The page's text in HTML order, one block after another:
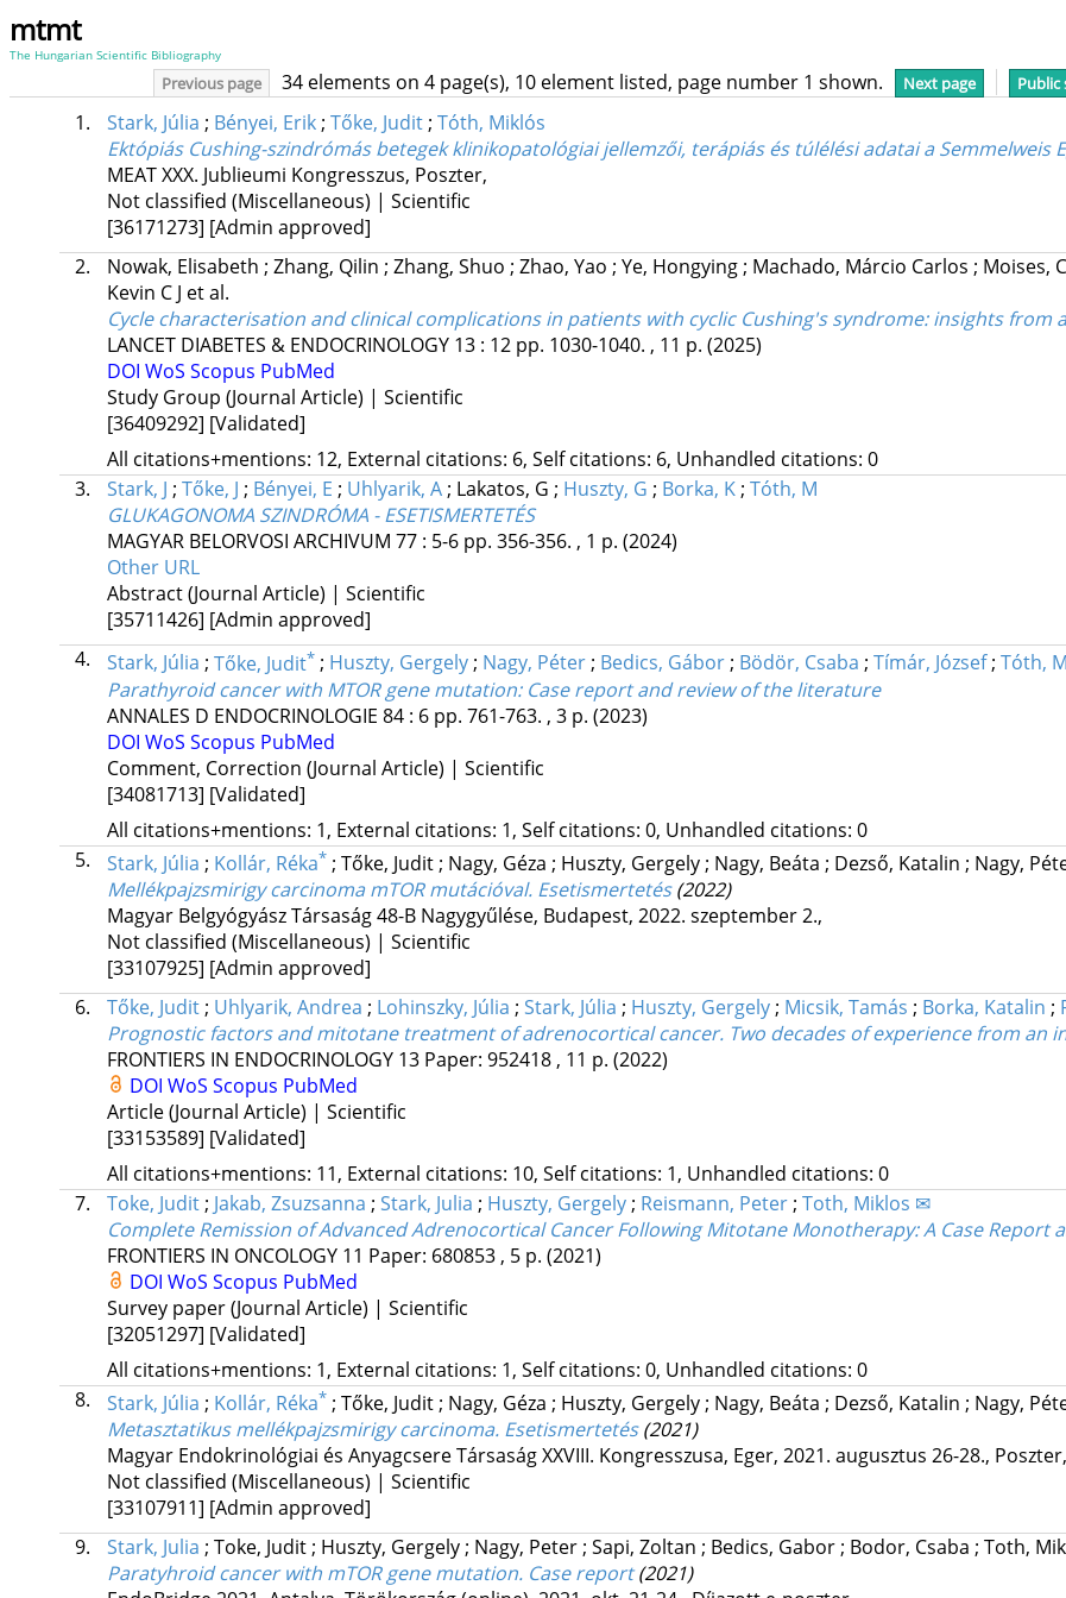
mtmt
The Hungarian Scientific Bibliography
Previous page 34 elements on 4 page(s), 10 element listed, page number 1 shown. Next page Public
1. Stark, Júlia ; Bényei, Erik; Tőke, Judit; Tóth, Miklós
Ektópiás Cushing-szindrómás betegek klinikopatológiai jellemzői, terápiás és túlélési adatai a Semmelweis
MEAT XXX. Jublieumi Kongresszus, Poszter,
Not classified (Miscellaneous) | Scientific
[36171273] [Admin approved]
2.
Nowak, Elisabeth ; Zhang, Qilin ; Zhang, Shuo ; Zhao, Yao ; Ye, Hongying; Machado, Márcio Carlos ; Moises,
Kevin C J et al.
Cycle characterisation and clinical complications in patients with cyclic Cushing's syndrome: insights
LANCET DIABETES & ENDOCRINOLOGY 13: 12 pp. 1030-1040. , 11 p. (2025)
DOI WoS Scopus PubMed
Study Group (Journal Article) | Scientific
[36409292] [Validated]
All citations+mentions: 12, External citations: 6, Self citations: 6, Unhandled citations: 0
3.
Stark, J ; Tőke, J ; Bényei, E ; Uhlyarik, A; Lakatos, G ; Huszty, G ; Borka, K; Tóth, M
GLUKAGONOMA SZINDRÓMA - ESETISMERTETÉS
MAGYAR BELORVOSI ARCHIVUM 77: 5-6 pp. 356-356. , 1 p. (2024)
Other URL
Abstract (Journal Article) | Scientific
[35711426] [Admin approved]
4.
Stark, Júlia ; Tőke, Judit* ; Huszty, Gergely; Nagy, Péter; Bedics, Gábor; Bödör, Csaba ; Tímár, József; Tóth,
Parathyroid cancer with MTOR gene mutation: Case report and review of the literature
ANNALES D ENDOCRINOLOGIE 84: 6 pp. 761-763. , 3 p. (2023)
DOI WoS Scopus PubMed
Comment, Correction (Journal Article) | Scientific
[34081713] [Validated]
All citations+mentions: 1, External citations: 1, Self citations: 0, Unhandled citations: 0
5.
Stark, Júlia ; Kollár, Réka* ; Tőke, Judit ; Nagy, Géza ; Huszty, Gergely ; Nagy, Beáta ; Dezső, Katalin ; Nagy,
Mellékpajzsmirigy carcinoma mTOR mutációval. Esetismertetés (2022)
Magyar Belgyógyász Társaság 48-B Nagygyűlése, Budapest, 2022. szeptember 2.,
Not classified (Miscellaneous) | Scientific
[33107925] [Admin approved]
6.
Tőke, Judit ; Uhlyarik, Andrea ; Lohinszky, Júlia ; Stark, Júlia ; Huszty, Gergely ; Micsik, Tamás ; Borka, Katalin ;
Prognostic factors and mitotane treatment of adrenocortical cancer. Two decades of experience from an
FRONTIERS IN ENDOCRINOLOGY 13 Paper: 952418 , 11 p. (2022)
DOI WoS Scopus PubMed
Article (Journal Article) | Scientific
[33153589] [Validated]
All citations+mentions: 11, External citations: 10, Self citations: 1, Unhandled citations: 0
7.
Toke, Judit ; Jakab, Zsuzsanna ; Stark, Julia ; Huszty, Gergely ; Reismann, Peter ; Toth, Miklos ✉
Complete Remission of Advanced Adrenocortical Cancer Following Mitotane Monotherapy: A Case Report
FRONTIERS IN ONCOLOGY 11 Paper: 680853 , 5 p. (2021)
DOI WoS Scopus PubMed
Survey paper (Journal Article) | Scientific
[32051297] [Validated]
All citations+mentions: 1, External citations: 1, Self citations: 0, Unhandled citations: 0
8.
Stark, Júlia ; Kollár, Réka* ; Tőke, Judit; Nagy, Géza ; Huszty, Gergely; Nagy, Beáta ; Dezső, Katalin ; Nagy,
Metasztatikus mellékpajzsmirigy carcinoma. Esetismertetés (2021)
Magyar Endokrinológiai és Anyagcsere Társaság XXVIII. Kongresszusa, Eger, 2021. augusztus 26-28., Poszter,
Not classified (Miscellaneous) | Scientific
[33107911] [Admin approved]
9.
Stark, Julia ; Toke, Judit; Huszty, Gergely; Nagy, Peter; Sapi, Zoltan ; Bedics, Gabor; Bodor, Csaba ; Toth,
Paratyhroid cancer with mTOR gene mutation. Case report (2021)